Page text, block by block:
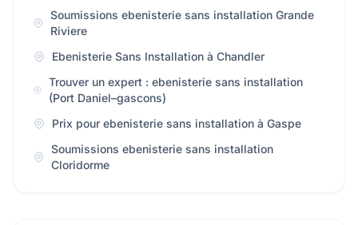
Soumissions ebenisterie sans installation Grande
Riviere
Ebenisterie Sans Installation à Chandler
Trouver un expert : ebenisterie sans installation
(Port Daniel–gascons)
Prix pour ebenisterie sans installation à Gaspe
Soumissions ebenisterie sans installation
Cloridorme